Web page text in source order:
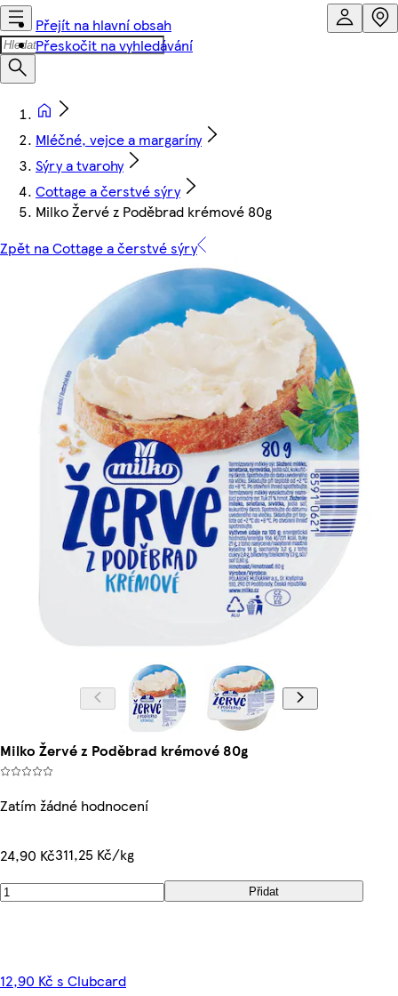
Přejít na hlavní obsah
Přeskočit na vyhledávání
Mléčné, vejce a margaríny
Sýry a tvarohy
Cottage a čerstvé sýry
Milko Žervé z Poděbrad krémové 80g
Zpět na Cottage a čerstvé sýry
Milko Žervé z Poděbrad krémové 80g
Zatím žádné hodnocení
24,90 Kč311,25 Kč/kg
Přidat
12,90 Kč s Clubcard